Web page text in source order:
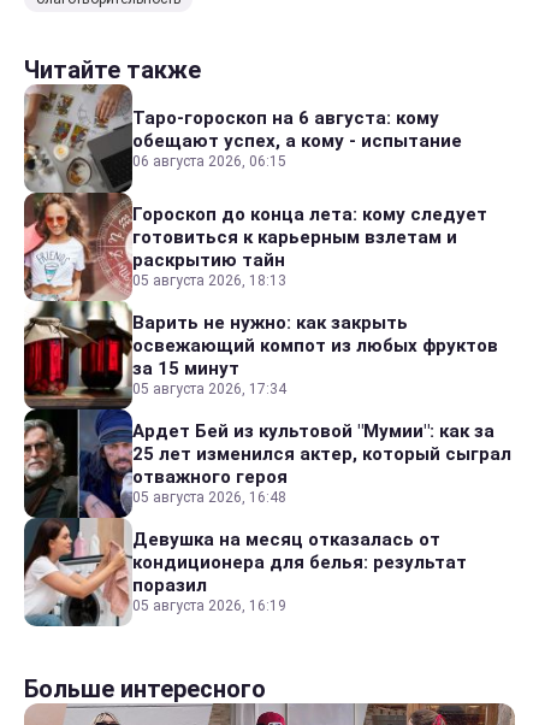
Читайте также
Таро-гороскоп на 6 августа: кому
обещают успех, а кому - испытание
06 августа 2026, 06:15
Гороскоп до конца лета: кому следует
готовиться к карьерным взлетам и
раскрытию тайн
05 августа 2026, 18:13
Варить не нужно: как закрыть
освежающий компот из любых фруктов
за 15 минут
05 августа 2026, 17:34
Ардет Бей из культовой "Мумии": как за
25 лет изменился актер, который сыграл
отважного героя
05 августа 2026, 16:48
Девушка на месяц отказалась от
кондиционера для белья: результат
поразил
05 августа 2026, 16:19
Больше интересного